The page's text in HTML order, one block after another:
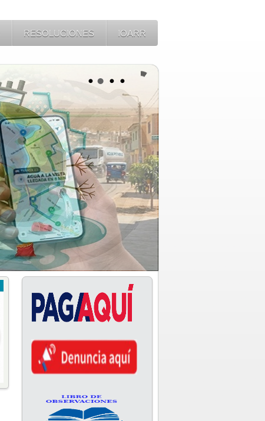
RESOLUCIONES IOARR